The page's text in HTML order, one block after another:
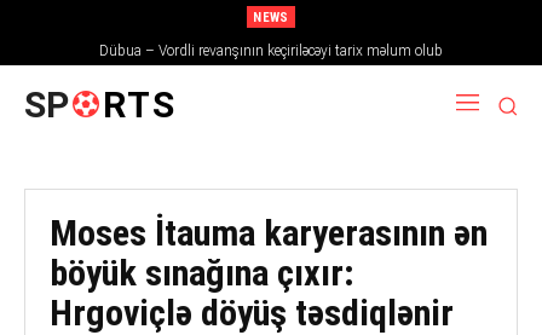
NEWS
Dübua – Vordli revanşının keçiriləcəyi tarix məlum olub
SP RTS
Moses İtauma karyerasının ən
böyük sınağına çıxır:
Hrgoviçlə döyüş təsdiqlənir